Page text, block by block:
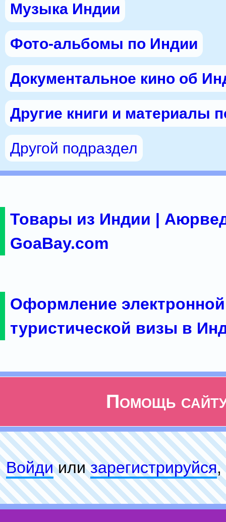
Музыка Индии
Фото-альбомы по Индии
Документальное кино об
Другие книги и материалы
Другой подраздел
Товары из Индии |
GoaBay.com
Оформление электронной
туристической визы в
Помощь
Войдиилизарeгиcтpируйся,